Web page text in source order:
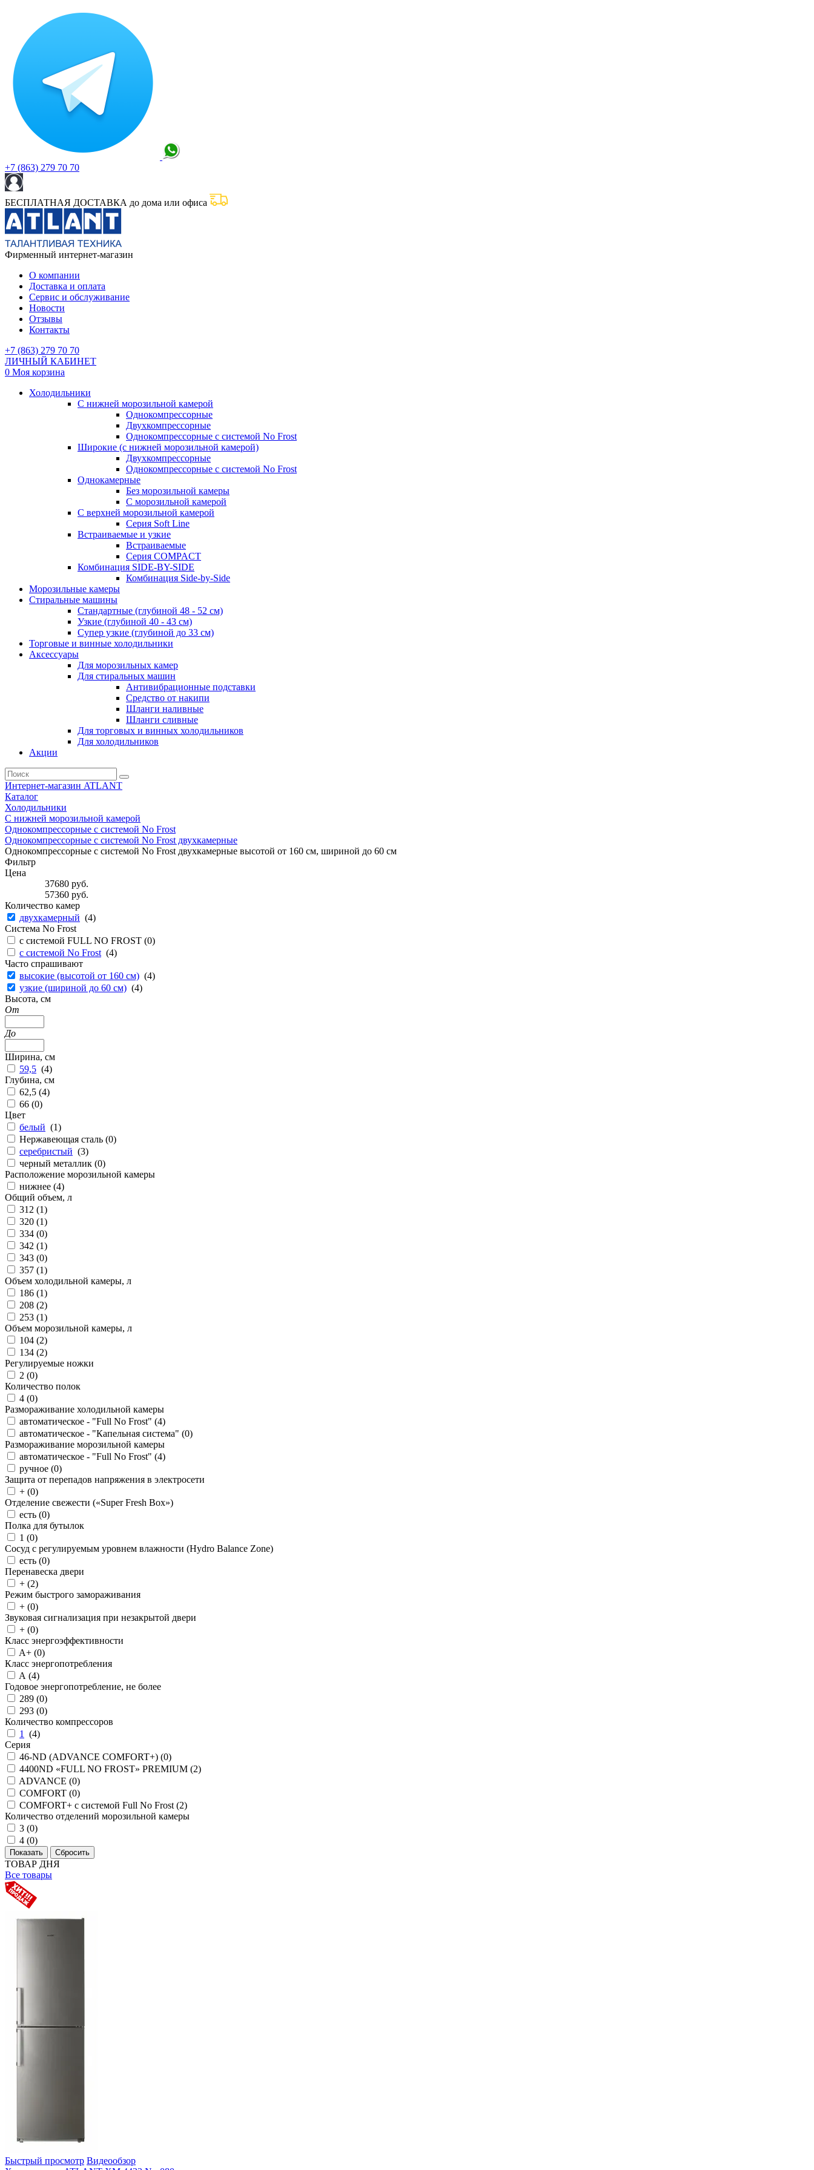
+7 (863) 279 70 70
БЕСПЛАТНАЯ ДОСТАВКА до дома или офиса
Фирменный интернет-магазин
О компании
Доставка и оплата
Сервис и обслуживание
Новости
Отзывы
Контакты
+7 (863) 279 70 70
ЛИЧНЫЙ КАБИНЕТ
0 Моя корзина
Холодильники
С нижней морозильной камерой
Однокомпрессорные
Двухкомпрессорные
Однокомпрессорные с системой No Frost
Широкие (с нижней морозильной камерой)
Двухкомпрессорные
Однокомпрессорные с системой No Frost
Однокамерные
Без морозильной камеры
С морозильной камерой
С верхней морозильной камерой
Серия Soft Line
Встраиваемые и узкие
Встраиваемые
Серия СOMPACT
Комбинация SIDE-BY-SIDE
Комбинация Side-by-Side
Морозильные камеры
Стиральные машины
Стандартные (глубиной 48 - 52 см)
Узкие (глубиной 40 - 43 см)
Супер узкие (глубиной до 33 см)
Торговые и винные холодильники
Аксессуары
Для морозильных камер
Для стиральных машин
Антивибрационные подставки
Средство от накипи
Шланги наливные
Шланги сливные
Для торговых и винных холодильников
Для холодильников
Акции
Интернет-магазин ATLANT
Каталог
Холодильники
С нижней морозильной камерой
Однокомпрессорные с системой No Frost
Однокомпрессорные с системой No Frost двухкамерные
Однокомпрессорные с системой No Frost двухкамерные высотой от 160 см, шириной до 60 см
Фильтр
Цена
37680 руб.
57360 руб.
Количество камер
двухкамерный (4)
Система No Frost
с системой FULL NO FROST (0)
с системой No Frost (4)
Часто спрашивают
высокие (высотой от 160 см) (4)
узкие (шириной до 60 см) (4)
Высота, см
От
До
Ширина, см
59,5 (4)
Глубина, см
62,5 (4)
66 (0)
Цвет
белый (1)
Нержавеющая сталь (0)
серебристый (3)
черный металлик (0)
Расположение морозильной камеры
нижнее (4)
Общий объем, л
312 (1)
320 (1)
334 (0)
342 (1)
343 (0)
357 (1)
Объем холодильной камеры, л
186 (1)
208 (2)
253 (1)
Объем морозильной камеры, л
104 (2)
134 (2)
Регулируемые ножки
2 (0)
Количество полок
4 (0)
Размораживание холодильной камеры
автоматическое - "Full No Frost" (4)
автоматическое - "Капельная система" (0)
Размораживание морозильной камеры
автоматическое - "Full No Frost" (4)
ручное (0)
Защита от перепадов напряжения в электросети
+ (0)
Отделение свежести («Super Fresh Box»)
есть (0)
Полка для бутылок
1 (0)
Сосуд с регулируемым уровнем влажности (Hydro Balance Zone)
есть (0)
Перенавеска двери
+ (2)
Режим быстрого замораживания
+ (0)
Звуковая сигнализация при незакрытой двери
+ (0)
Класс энергоэффективности
A+ (0)
Класс энергопотребления
A (4)
Годовое энергопотребление, не более
289 (0)
293 (0)
Количество компрессоров
1
(4)
Серия
46-ND (ADVANCE COMFORT+) (0)
4400ND «FULL NO FROST» PREMIUM (2)
ADVANCE (0)
COMFORT (0)
COMFORT+ с системой Full No Frost (2)
Количество отделений морозильной камеры
3 (0)
4 (0)
ТОВАР ДНЯ
Все товары
Быстрый просмотр Видеообзор